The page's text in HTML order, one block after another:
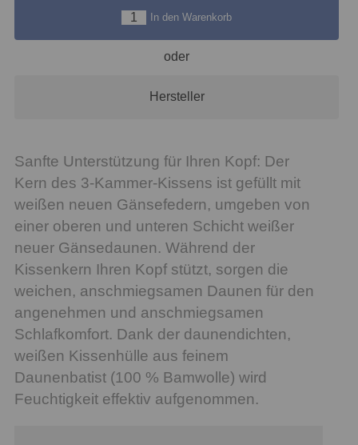
In den Warenkorb
oder
Hersteller
Sanfte Unterstützung für Ihren Kopf: Der
Kern des 3-Kammer-Kissens ist gefüllt mit
weißen neuen Gänsefedern, umgeben von
einer oberen und unteren Schicht weißer
neuer Gänsedaunen. Während der
Kissenkern Ihren Kopf stützt, sorgen die
weichen, anschmiegsamen Daunen für den
angenehmen und anschmiegsamen
Schlafkomfort. Dank der daunendichten,
weißen Kissenhülle aus feinem
Daunenbatist (100 % Bamwolle) wird
Feuchtigkeit effektiv aufgenommen.